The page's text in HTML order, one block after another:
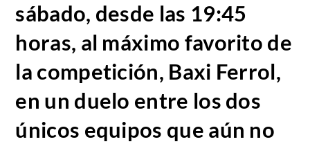
sábado, desde las 19:45
horas, al máximo favorito de
la competición, Baxi Ferrol,
en un duelo entre los dos
únicos equipos que aún no